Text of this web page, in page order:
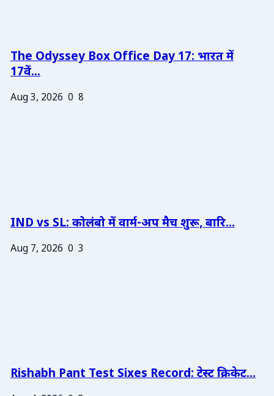
The Odyssey Box Office Day 17: भारत में
17वें...
Aug 3, 2026 0 8
IND vs SL: कोलंबो में वार्म-अप मैच शुरू, बारि...
Aug 7, 2026 0 3
Rishabh Pant Test Sixes Record: टेस्ट क्रिकेट...